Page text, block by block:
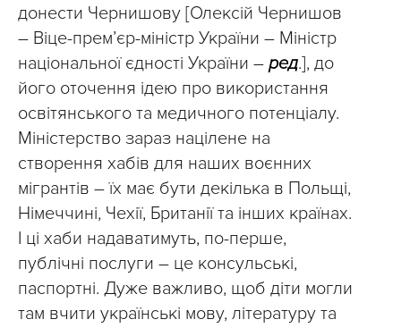
донести Чернишову [Олексій Чернишов
– Віце-прем’єр-міністр України – Міністр
національної єдності України – ред.], до
його оточення ідею про використання
освітянського та медичного потенціалу.
Міністерство зараз націлене на
створення хабів для наших воєнних
мігрантів – їх має бути декілька в Польщі,
Німеччині, Чехії, Британії та інших країнах.
І ці хаби надаватимуть, по-перше,
публічні послуги – це консульські,
паспортні. Дуже важливо, щоб діти могли
там вчити українські мову, літературу та